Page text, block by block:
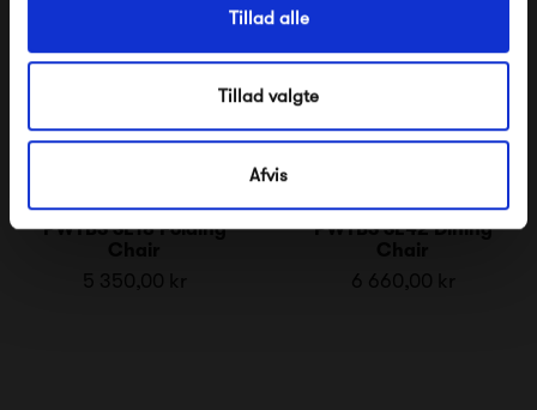
Tillad alle
Tillad valgte
Afvis
PWTBS SE18 Folding
5 350,00 kr
PWTBS SE42 Dining
6 660,00 kr